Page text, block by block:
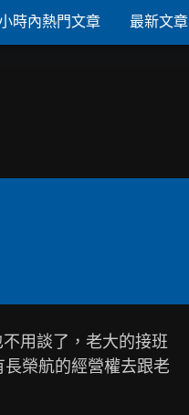
時內熱門文章 最新文章
用談了，老大的接班
榮航的經營權去跟老